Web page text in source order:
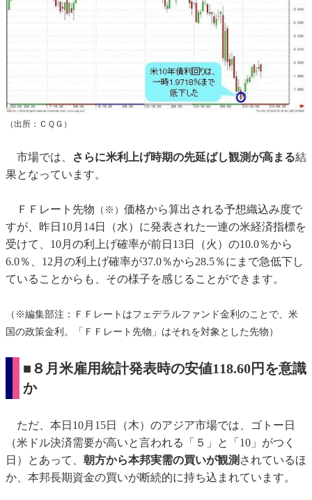
（出所：ＣＱＧ）
市場では、 さらに米利上げ時期の先延ばし観測が高まる結
果となっています。
ＦＦレート先物 （※） 価格から算出される予想織込み度で
すが、昨日10月14日（水）に発表された一連の米経済指標を
受けて、10月の利上げ確率が前日13日（火）の10.0％から
6.0％、12月の利上げ確率が37.0％から28.5％にまで急低下し
ていることからも、その様子を感じることができます。
（※編集部注：ＦＦレートはフェデラルファンド金利のことで、米
国の政策金利。「ＦＦレート先物」はそれを対象とした先物）
■８月米雇用統計発表時の安値118.60円を意識
か
ただ、本日10月15日（木）のアジア市場では、ゴトー日
（米ドル決済需要が高いと言われる「５」と「10」がつく
日）とあって、 朝方から本邦実需の買いが観測 されているほ
か、本邦長期資金の買いが断続的に持ち込まれています。